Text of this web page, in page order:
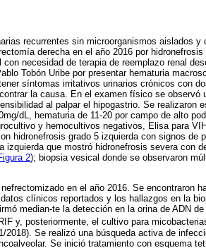
recurrentes sin microorganismos aislados y
derecha en el año 2016 por
necesidad de terapia de reemplazo renal
Tobón Uribe por presentar hematuria
síntomas irritativos urinarios crónicos con
la causa. En el examen físico se observó
al palpar el hipogastrio. Se realizaron
dL, hematuria de 11-20 por campo de alto
y hemocultivos negativos, Elisa para
hidronefrosis grado 5 izquierda con signos de
izquierda que mostró hidronefrosis severa con
2); biopsia vesical donde se observaron
en el año 2016. Se encontraron
clínicos reportados y los hallazgos en la
median-te la detección en la orina de ADN de
y, posteriormente, el cultivo para
Se realizó una búsqueda activa de
Se inició tratamiento con esquema